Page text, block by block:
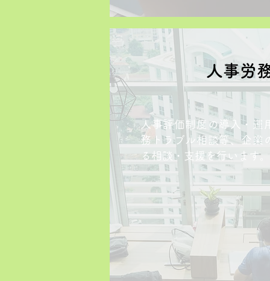
人事労
人事評価制度の導入・運
務トラブル相談等、企業
る相談・支援を行います。